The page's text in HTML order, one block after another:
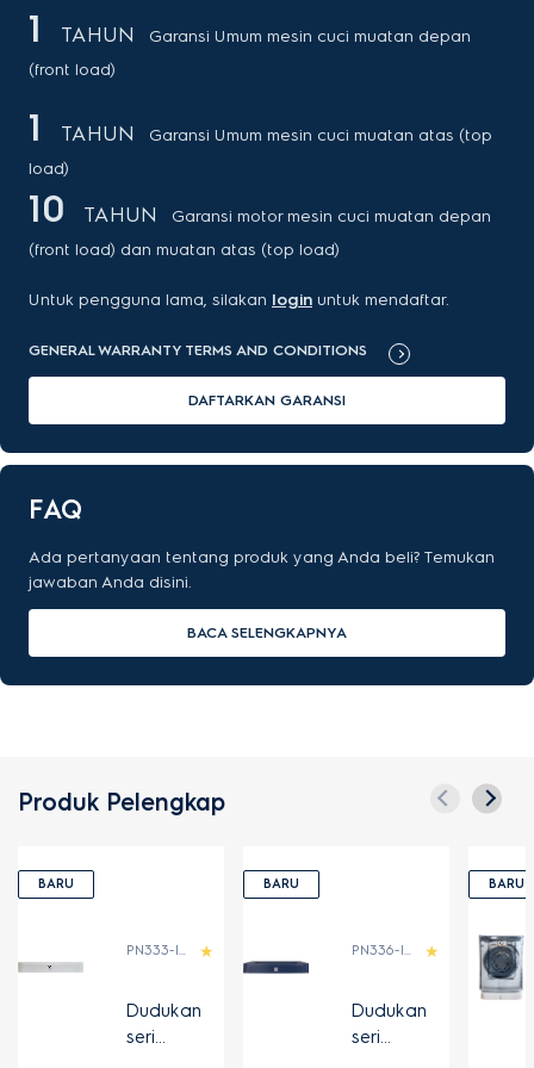
1 TAHUN
Garansi Umum mesin cuci muatan depan
(front load)
1 TAHUN
Garansi Umum mesin cuci muatan atas (top
load)
10 TAHUN
Garansi motor mesin cuci muatan depan
(front load) dan muatan atas (top load)
Untuk pengguna lama, silakan login untuk mendaftar.
GENERAL WARRANTY TERMS AND CONDITIONS
DAFTARKAN GARANSI
FAQ
Ada pertanyaan tentang produk yang Anda beli? Temukan
jawaban Anda disini.
BACA SELENGKAPNYA
Produk Pelengkap
BARU
PN333-IDN
Dudukan
seri
BARU
PN336-IDN
Dudukan
seri
BARU